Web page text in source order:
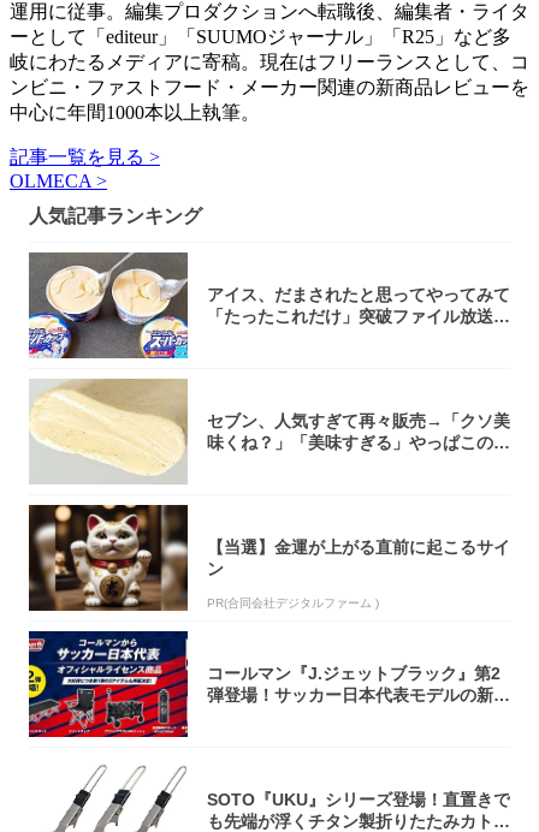
運用に従事。編集プロダクションへ転職後、編集者・ライタ
ーとして「editeur」「SUUMOジャーナル」「R25」など多
岐にわたるメディアに寄稿。現在はフリーランスとして、コ
ンビニ・ファストフード・メーカー関連の新商品レビューを
中心に年間1000本以上執筆。
記事一覧を見る >
OLMECA >
人気記事ランキング
アイス、だまされたと思ってやってみて
「たったこれだけ」突破ファイル放送で
セブン、人気すぎて再々販売→「クソ美
味くね？」「美味すぎる」やっぱこのク
【当選】金運が上がる直前に起こるサイ
ン
PR(合同会社デジタルファーム )
コールマン『J.ジェットブラック』第2
弾登場！サッカー日本代表モデルの新作
SOTO『UKU』シリーズ登場！直置きで
も先端が浮くチタン製折りたたみカトラ